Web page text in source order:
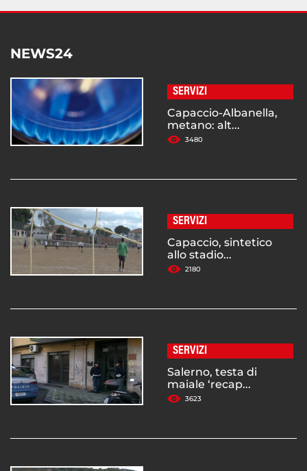
NEWS24
SERVIZI
Capaccio-Albanella,
metano: alt...
3480
SERVIZI
Capaccio, sintetico
allo stadio...
2180
SERVIZI
Salerno, testa di
maiale ‘recap...
3623